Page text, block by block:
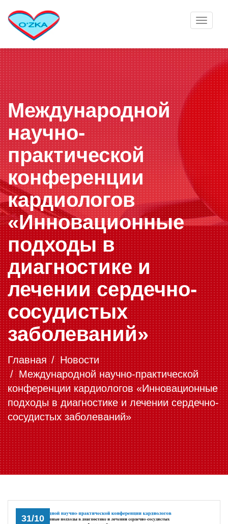
Toggle
Международной
научно-
практической
конференции
кардиологов
«Инновационные
подходы в
диагностике и
лечении сердечно-
сосудистых
заболеваний»
Главная
Новости
Международной научно-практической
конференции кардиологов «Инновационные
подходы в диагностике и лечении сердечно-
сосудистых заболеваний»
31/10